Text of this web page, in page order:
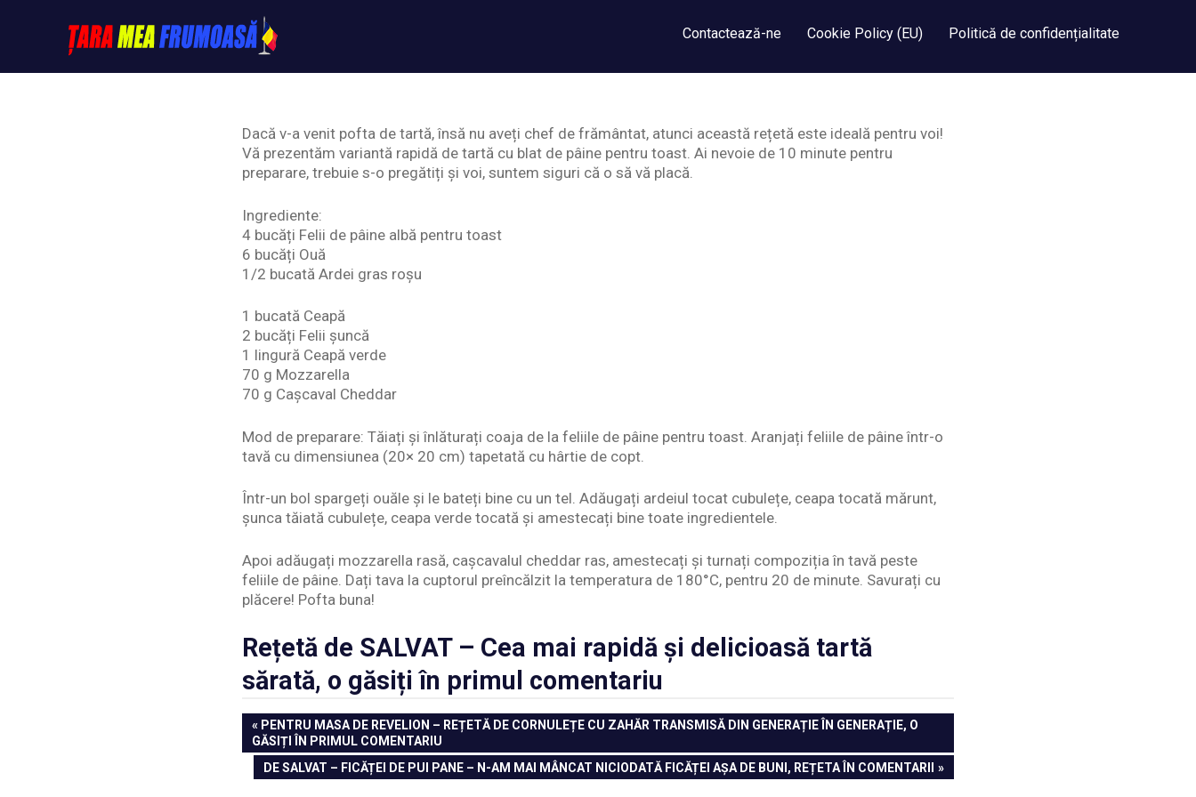
Tarameafrumoasa
Contactează-ne Cookie Policy (EU) Politică de confidențialitate
Dacă v-a venit pofta de tartă, însă nu aveți chef de frământat, atunci această rețetă este ideală pentru voi!
Vă prezentăm variantă rapidă de tartă cu blat de pâine pentru toast. Ai nevoie de 10 minute pentru
preparare, trebuie s-o pregătiți și voi, suntem siguri că o să vă placă.
Ingrediente:
4 bucăți Felii de pâine albă pentru toast
6 bucăți Ouă
1/2 bucată Ardei gras roșu
1 bucată Ceapă
2 bucăți Felii șuncă
1 lingură Ceapă verde
70 g Mozzarella
70 g Cașcaval Cheddar
Mod de preparare: Tăiați și înlăturați coaja de la feliile de pâine pentru toast. Aranjați feliile de pâine într-o
tavă cu dimensiunea (20× 20 cm) tapetată cu hârtie de copt.
Într-un bol spargeți ouăle și le bateți bine cu un tel. Adăugați ardeiul tocat cubulețe, ceapa tocată mărunt,
șunca tăiată cubulețe, ceapa verde tocată și amestecați bine toate ingredientele.
Apoi adăugați mozzarella rasă, cașcavalul cheddar ras, amestecați și turnați compoziția în tavă peste
feliile de pâine. Dați tava la cuptorul preîncălzit la temperatura de 180°C, pentru 20 de minute. Savurați cu
plăcere! Pofta buna!
Rețetă de SALVAT – Cea mai rapidă și delicioasă tartă
sărată, o găsiți în primul comentariu
Navigare
în
articole
PREVIOUS
POST:
PENTRU MASA DE REVELION – REȚETĂ DE CORNULEȚE CU ZAHĂR TRANSMISĂ DIN GENERAȚIE ÎN GENERAȚIE, O
GĂSIȚI ÎN PRIMUL COMENTARIU
NEXT
POST:
DE SALVAT – FICĂȚEI DE PUI PANE – N-AM MAI MÂNCAT NICIODATĂ FICĂȚEI AȘA DE BUNI, REȚETA ÎN COMENTARII